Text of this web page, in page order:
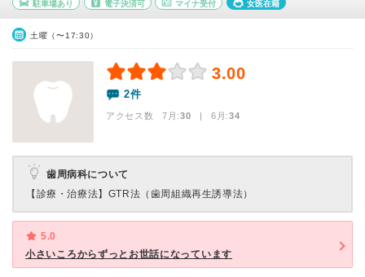
駐車場あり 電子決済可 マイナ受付 女医在籍
土曜（〜17:30）
3.00
2件
アクセス数 7月:30 | 6月:34
歯周病科について
【診療・治療法】 GTR法（歯周組織再生誘導法）
5.0
小さいころからずっとお世話になっています